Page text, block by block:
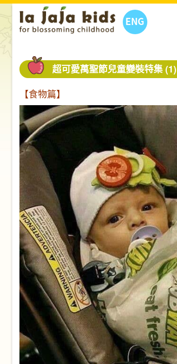
ENG
超可愛萬聖節兒童變裝特集 (1)
【食物篇】